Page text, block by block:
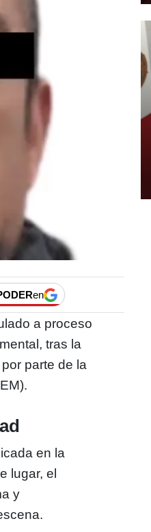
en
a proceso
tras la
parte de la
en la
lugar, el
y